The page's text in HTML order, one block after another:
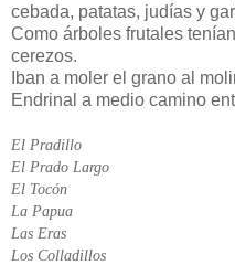
cebada, patatas, judías y
Como árboles frutales
cerezos.
Iban a moler el grano al
Endrinal a medio camino
El Pradillo
El Prado Largo
El Tocón
La Papua
Las Eras
Los Colladillos